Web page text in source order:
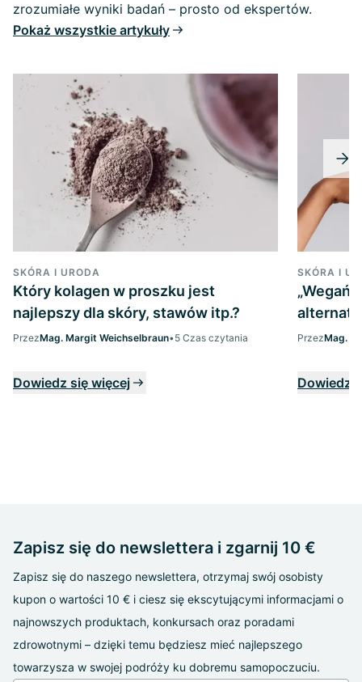
zrozumiałe wyniki badań – prosto od ekspertów.
Pokaż wszystkie artykuły
SKÓRA I URODA
Który kolagen w proszku jest
najlepszy dla skóry, stawów itp.?
PrzezMag. Margit Weichselbraun•5 Czas czytania
Dowiedz się więcej
SKÓRA I
PrzezMag.
Dowiedz
Zapisz się do newslettera i zgarnij 10 €
Zapisz się do naszego newslettera, otrzymaj swój osobisty
kupon o wartości 10 € i ciesz się ekscytującymi informacjami o
najnowszych produktach, konkursach oraz poradami
zdrowotnymi – dzięki temu będziesz mieć najlepszego
towarzysza w swojej podróży ku dobremu samopoczuciu.